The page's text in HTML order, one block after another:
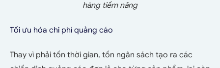
hàng tiềm năng
Tối ưu hóa chi phí quảng cáo
Thay vì phải tốn thời gian, tốn ngân sách tạo ra các